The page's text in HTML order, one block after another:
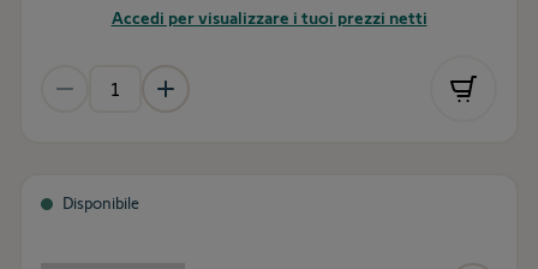
Accedi per visualizzare i tuoi prezzi netti
Disponibile